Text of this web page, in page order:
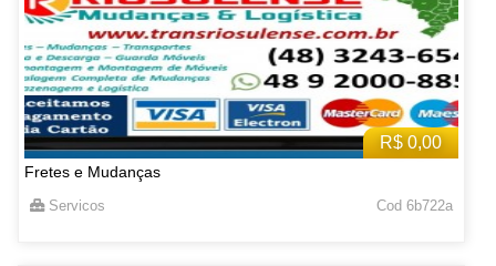
R$ 0,00
Fretes e Mudanças
Servicos Cod 6b722a